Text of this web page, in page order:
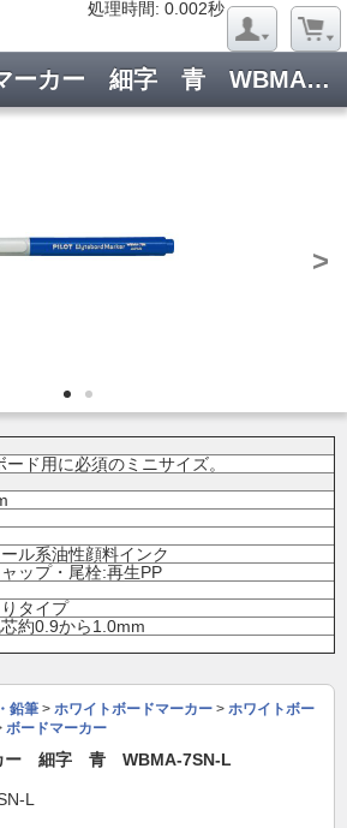
処理時間: 0.002秒
ホワイトボードマーカー 細字 青 WBMA-7SN-L
>
ド用に必須のミニサイズ。
ル系油性顔料インク
ップ・尾栓:再生PP
タイプ
約0.9から1.0mm
鉛筆 > ホワイトボードマーカー > ホワイトボー
ボードマーカー
ー 細字 青 WBMA-7SN-L
L